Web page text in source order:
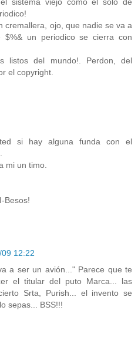
cremallera, ojo, que nadie se va a
un periodico se cierra con
listos del mundo!. Perdon, del
el copyright.
si hay alguna funda con el
mi un timo.
Besos!
09 12:22
a ser un avión..." Parece que te
el titular del puto Marca... las
Srta, Purish... el invento se
sepas... BSS!!!